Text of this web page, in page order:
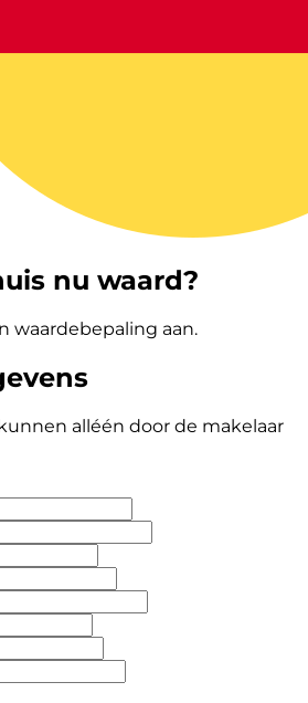
nu waard?
waardebepaling aan.
alléén door de makelaar